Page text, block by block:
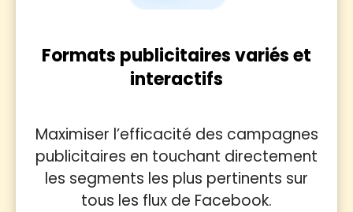
Formats publicitaires variés et
interactifs
Maximiser l’efficacité des campagnes
publicitaires en touchant directement
les segments les plus pertinents sur
tous les flux de Facebook.